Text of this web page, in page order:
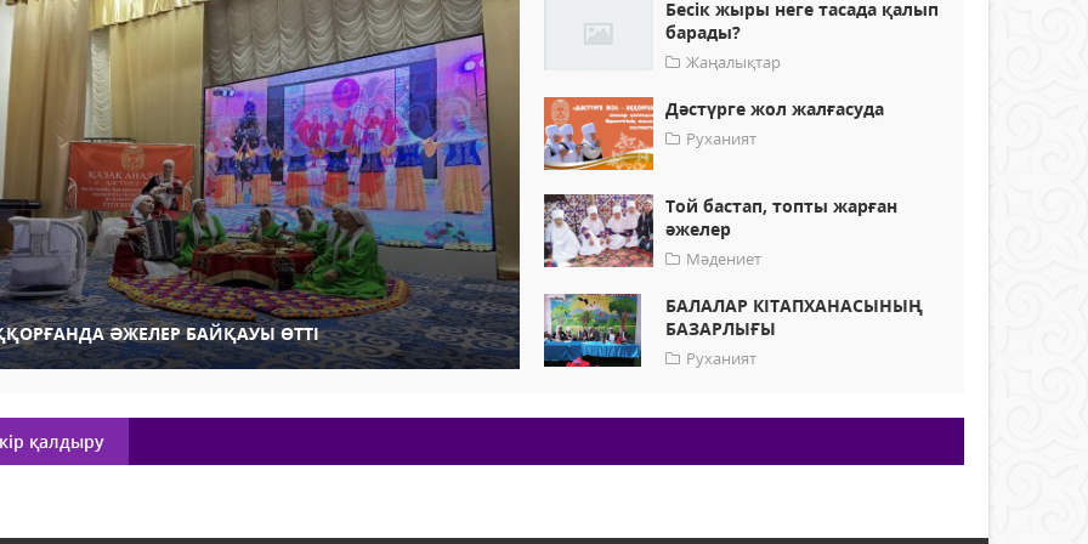
ӘЖЕЛЕР БАЙҚАУЫ ӨТТІ
Бесік жыры неге тасада қалып
барады?
Жаңалықтар
Дәстүрге жол жалғасуда
Руханият
Той бастап, топты жарған
әжелер
Мәдениет
БАЛАЛАР КІТАПХАНАСЫНЫҢ
БАЗАРЛЫҒЫ
Руханият
қалдыру